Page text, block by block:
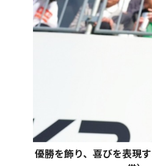
優勝を飾り、喜びを表現